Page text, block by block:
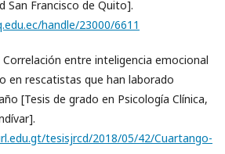
San Francisco de Quito].
handle/23000/6611
entre inteligencia emocional
en rescatistas que han laborado
[Tesis de grado en Psicología Clínica,
tesisjrcd/2018/05/42/Cuartango-